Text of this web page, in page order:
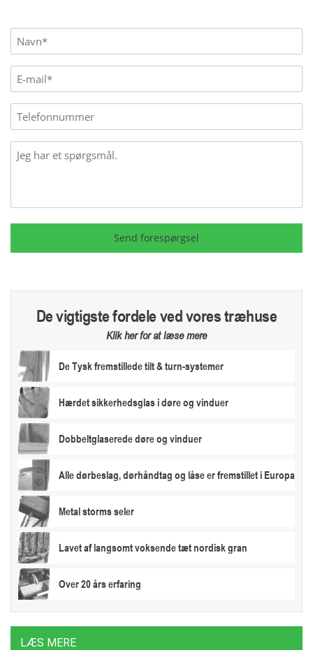
Name(Påkrævet)
E-
mail(Påkrævet)
Phone
Message
Send forespørgsel
De vigtigste fordele ved vores træhuse
Klik her for at læse mere
De Tysk fremstillede tilt & turn-systemer
Hærdet sikkerhedsglas i døre og vinduer
Dobbeltglaserede døre og vinduer
Alle dørbeslag, dørhåndtag og låse er fremstillet i Europa
Metal storms seler
Lavet af langsomt voksende tæt nordisk gran
Over 20 års erfaring
LÆS MERE